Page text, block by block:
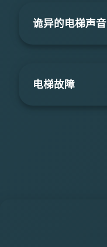
诡异的电梯声音
电梯故障